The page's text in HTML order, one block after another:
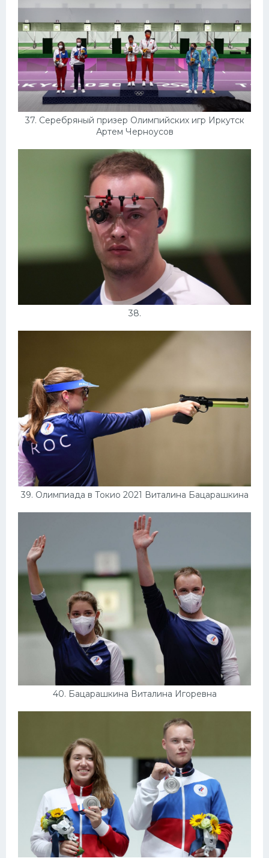
37. Серебряный призер Олимпийских игр Иркутск
Артем Черноусов
38.
39. Олимпиада в Токио 2021 Виталина Бацарашкина
40. Бацарашкина Виталина Игоревна